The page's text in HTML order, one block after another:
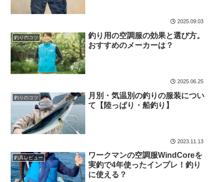
2025.09.03
釣りのコツ
釣り用の空調服の効果と選び方。
おすすめのメーカーは？
2025.06.25
釣りのコツ
月別・気温別の釣りの服装につい
て【陸っぱり・船釣り】
2023.11.13
釣具レビュー
ワークマンの空調服WindCoreを
実釣で4年使ったインプレ！釣り
に使える？